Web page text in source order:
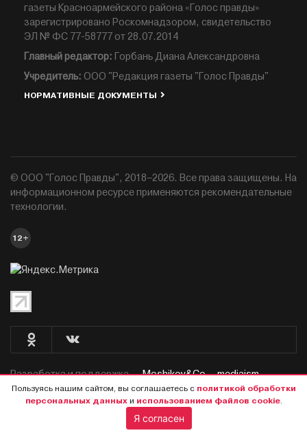
газеты Красноармейского района «Голос правды»
зарегистрировано Роскомнадзором, свидетельство
ЭЛ № ФС 77-58777 от 28.07.2014
Главный редактор: Горбань Диана Александровна
Учредитель: ООО "Редакция газеты "Голос Правды"
НОРМАТИВНЫЕ ДОКУМЕНТЫ
© ООО "Голос Правды", 2018–2026. Все права защищены. На
информационном ресурсе применяются рекомендательные
технологии.
12+
Разработка и поддержка —Moshikov&Co. - mediaism.
Пользуясь нашим сайтом, вы соглашаетесь с политикой обработки
персональных данныхи использованием файлов cookie.
Я согласен